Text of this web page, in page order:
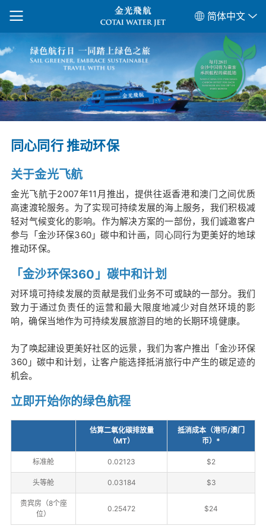
简体中文
同心同行 推动环保
关于金光飞航
金光飞航于2007年11月推出，提供往返香港和澳门之间优质
高速渡轮服务。为了实现可持续发展的海上服务，我们积极减
轻对气候变化的影响。作为解决方案的一部份，我们诚邀客户
参与「金沙环保360」碳中和计画，同心同行为更美好的地球
推动环保。
「金沙环保360」碳中和计划
对环境可持续发展的贡献是我们业务不可或缺的一部分。我们
致力于通过负责任的运营和最大限度地减少对自然环境的影
响，确保当地作为可持续发展旅游目的地的长期环境健康。
为了唤起建设更美好社区的远景，我们为客户推出「金沙环保
360」碳中和计划，让客户能选择抵消旅行中产生的碳足迹的
机会。
立即开始你的绿色航程
估算二氧化碳排放量
（MT）
抵消成本（港币/澳门
币）*
标准舱 0.02123 $2
头等舱 0.03184 $3
贵宾房（8个座
位）
0.25472 $24